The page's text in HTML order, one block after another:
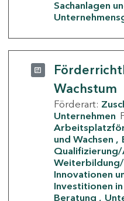
Sachanlagen
Wachstum
Förderart:
Unternehmen
und Wachsen
Qualifizierung/
Weiterbildung/
Innovationen
Investitionen
Beratung